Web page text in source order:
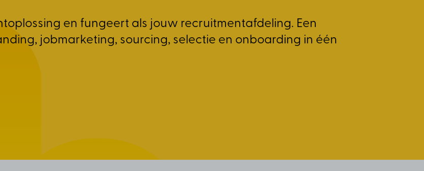
en fungeert als jouw recruitmentafdeling. Een
jobmarketing, sourcing, selectie en onboarding in één